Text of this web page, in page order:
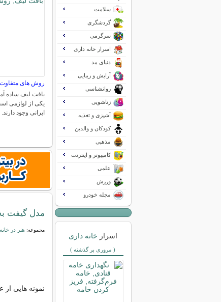
روش های
بافت لیف ساده
یکی از لوازمی
ایرانی وجود
مدل گیفت
مجموعه: هنر در خانه
نمونه هایی
سلامت
گردشگری
سرگرمی
اسرار خانه داری
دنیای مد
آرایش و زیبایی
روانشناسی
زناشویی
آشپزی و تغذیه
کودکان و والدین
مذهبی
کامپیوتر و اینترنت
علمی
ورزش
مجله خودرو
اسرار خانه داری
( مروری بر گذشته )